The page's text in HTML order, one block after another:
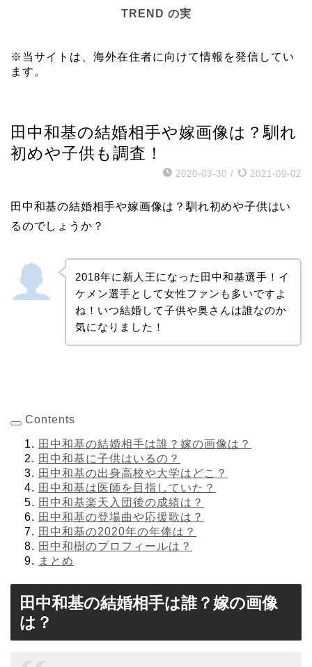
TREND の実
※当サイトは、海外在住者に向けて情報を発信してい
ます。
田中和基の結婚相手や嫁画像は？馴れ
初めや子供も調査！
2020-03-30 / 2021-09-02
田中和基の結婚相手や嫁画像は？馴れ初めや子供はい
るのでしょうか？
2018年に新人王になった田中和基選手！イ
ケメン選手として女性ファンも多いですよ
ね！いつ結婚して子供や奥さんは誰なのか
気になりました！
Contents
田中和基の結婚相手は誰？嫁の画像は？
田中和基に子供はいるの？
田中和基の出身高校や大学はどこ？
田中和基は医師を目指していた？
田中和基楽天入団後の成績は？
田中和基の登場曲や応援歌は？
田中和基の2020年の年俸は？
田中和樹のプロフィールは？
まとめ
田中和基の結婚相手は誰？嫁の画像
は？